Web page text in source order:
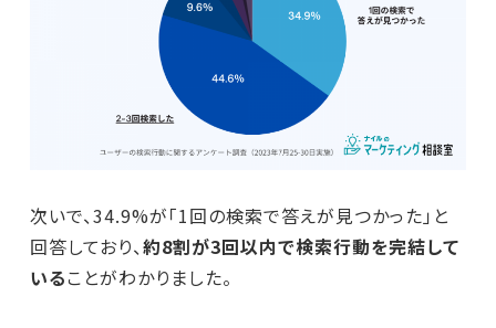
次いで、34.9%が「1回の検索で答えが見つかった」と
回答しており、約8割が3回以内で検索行動を完結して
いることがわかりました。